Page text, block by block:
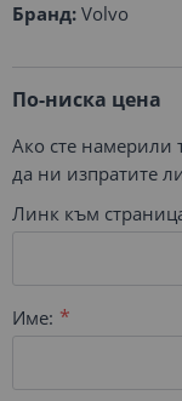
Бранд: Volvo
По-ниска цена
Ако сте намерили
да ни изпратите
Линк към
Име: